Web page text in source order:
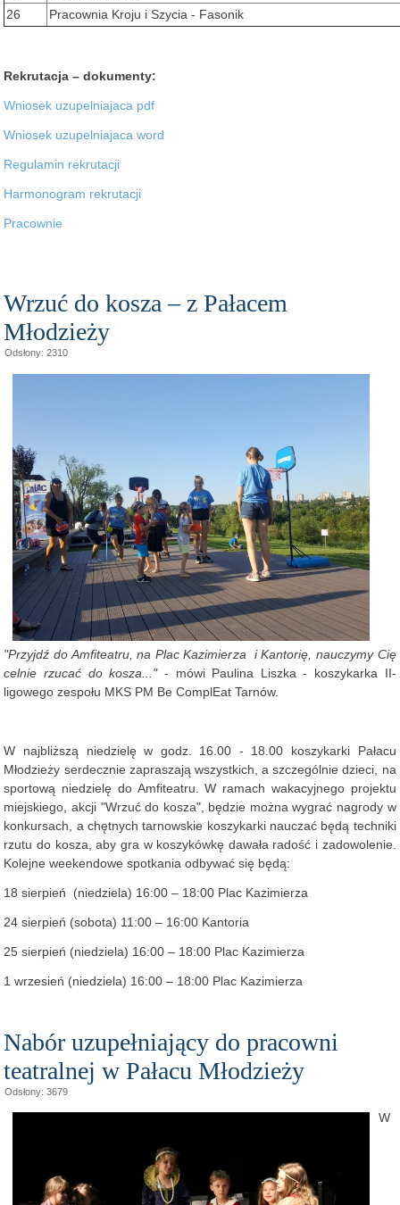
26
Pracownia Kroju i Szycia - Fasonik
Rekrutacja – dokumenty:
Wniosek uzupelniajaca pdf
Wniosek uzupelniajaca word
Regulamin rekrutacji
Harmonogram rekrutacji
Pracownie
Wrzuć do kosza – z Pałacem
Młodzieży
Odsłony: 2310
"Przyjdź do Amfiteatru, na Plac Kazimierza i Kantorię, nauczymy Cię
celnie rzucać do kosza..."- mówi Paulina Liszka - koszykarka II-
ligowego zespołu MKS PM Be ComplEat Tarnów.
W najbliższą niedzielę w godz. 16.00 - 18.00 koszykarki Pałacu
Młodzieży serdecznie zapraszają wszystkich, a szczególnie dzieci, na
sportową niedzielę do Amfiteatru. W ramach wakacyjnego projektu
miejskiego, akcji "Wrzuć do kosza", będzie można wygrać nagrody w
konkursach, a chętnych tarnowskie koszykarki nauczać będą techniki
rzutu do kosza, aby gra w koszykówkę dawała radość i zadowolenie.
Kolejne weekendowe spotkania odbywać się będą:
18 sierpień (niedziela) 16:00 – 18:00 Plac Kazimierza
24 sierpień (sobota) 11:00 – 16:00 Kantoria
25 sierpień (niedziela) 16:00 – 18:00 Plac Kazimierza
1 wrzesień (niedziela) 16:00 – 18:00 Plac Kazimierza
Nabór uzupełniający do pracowni
teatralnej w Pałacu Młodzieży
Odsłony: 3679
W